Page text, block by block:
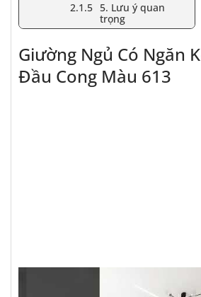
5. Lưu ý quan
trọng
Giường Ngủ Có Ngăn
Đầu Cong Màu 613